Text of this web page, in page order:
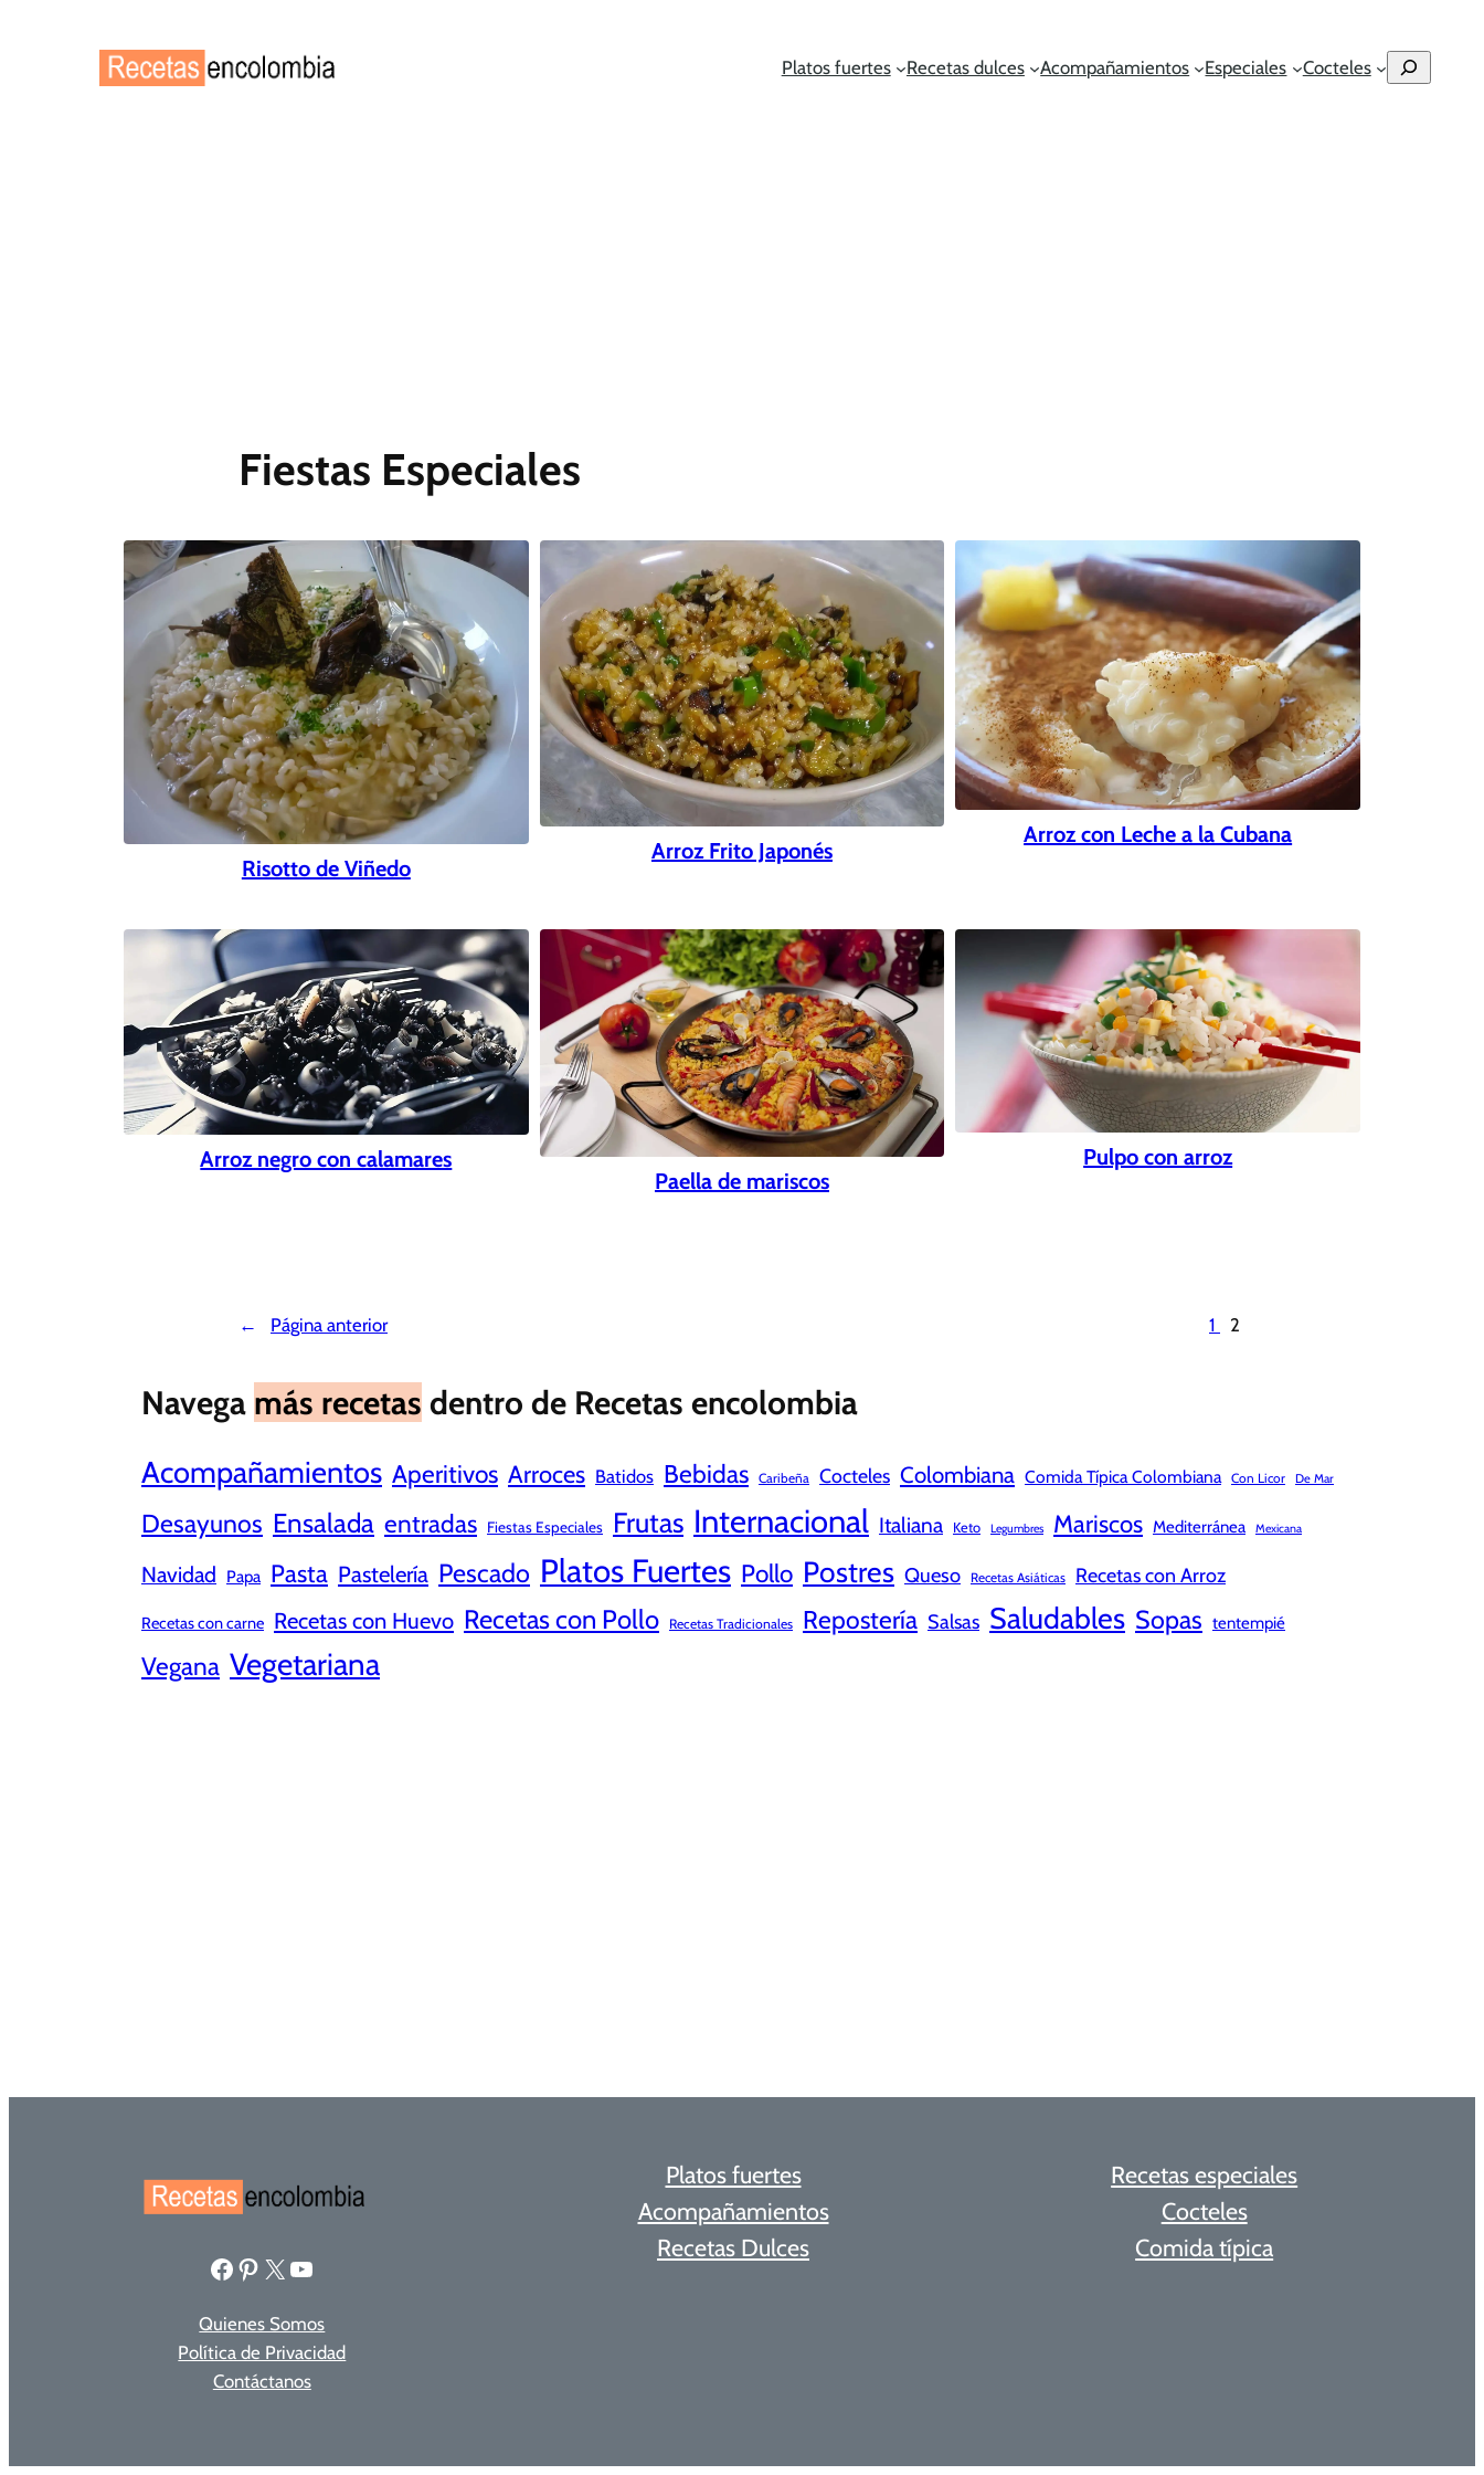
Platos fuertes Recetas dulces Acompañamientos Especiales Cocteles Buscar
Fiestas Especiales
Risotto de Viñedo
Arroz Frito Japonés
Arroz con Leche a la Cubana
Arroz negro con calamares
Paella de mariscos
Pulpo con arroz
← Página anterior 1 2
Navega más recetas dentro de Recetas encolombia
Acompañamientos Aperitivos Arroces Batidos Bebidas Caribeña Cocteles Colombiana Comida Típica Colombiana Con Licor De Mar
Desayunos Ensalada entradas Fiestas Especiales Frutas Internacional Italiana Keto Legumbres Mariscos Mediterránea Mexicana
Navidad Papa Pasta Pastelería Pescado Platos Fuertes Pollo Postres Queso Recetas Asiáticas Recetas con Arroz
Recetas con carne Recetas con Huevo Recetas con Pollo Recetas Tradicionales Repostería Salsas Saludables Sopas tentempié
Vegana Vegetariana
Facebook Pinterest X YouTube
Quienes Somos
Política de Privacidad
Contáctanos
Platos fuertes
Acompañamientos
Recetas Dulces
Recetas especiales
Cocteles
Comida típica